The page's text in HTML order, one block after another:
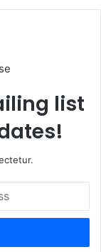
list